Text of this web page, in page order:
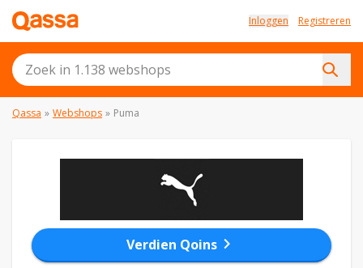
Inloggen Registreren
Qassa » Webshops » Puma
Verdien Qoins chevron_right